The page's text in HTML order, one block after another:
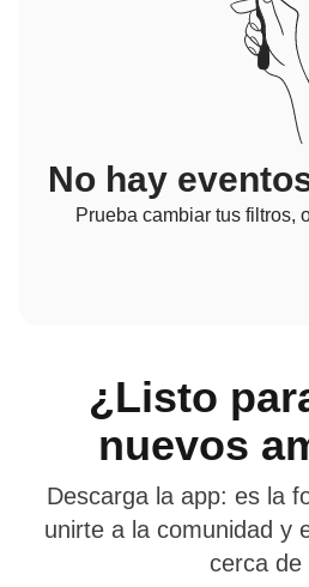
No hay
Prueba cambiar tus filtros,
¿Listo
nuevos
Descarga la app: es la
unirte a la comunidad y
cerca de